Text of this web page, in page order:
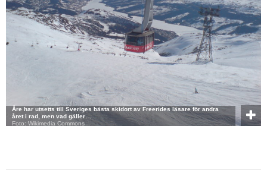
Åre har utsetts till Sveriges bästa skidort av Freerides läsare för andra
året i rad, men vad gäller…
Foto: Wikimedia Commons